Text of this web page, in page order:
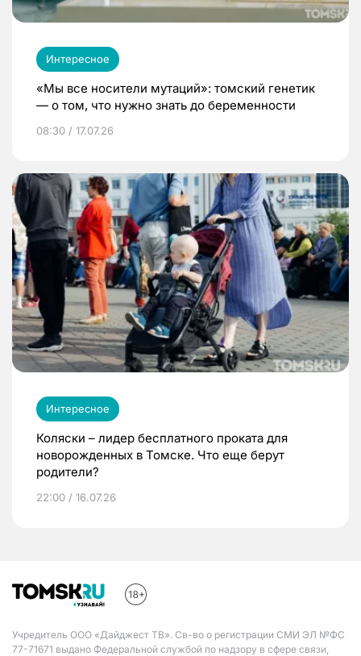
Интересное
«Мы все носители мутаций»: томский генетик
— о том, что нужно знать до беременности
08:30 / 17.07.26
Интересное
Коляски – лидер бесплатного проката для
новорожденных в Томске. Что еще берут
родители?
22:00 / 16.07.26
Учредитель ООО «Дайджест ТВ». Св-во о регистрации СМИ ЭЛ №ФС
77-71671 выдано Федеральной службой по надзору в сфере связи,